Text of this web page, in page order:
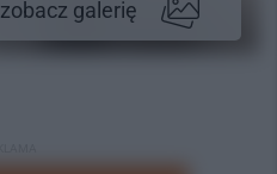
zobacz galerię